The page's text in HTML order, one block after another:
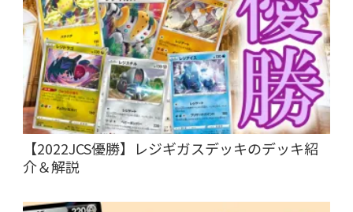
【2022JCS優勝】レジギガスデッキのデッキ紹
介＆解説